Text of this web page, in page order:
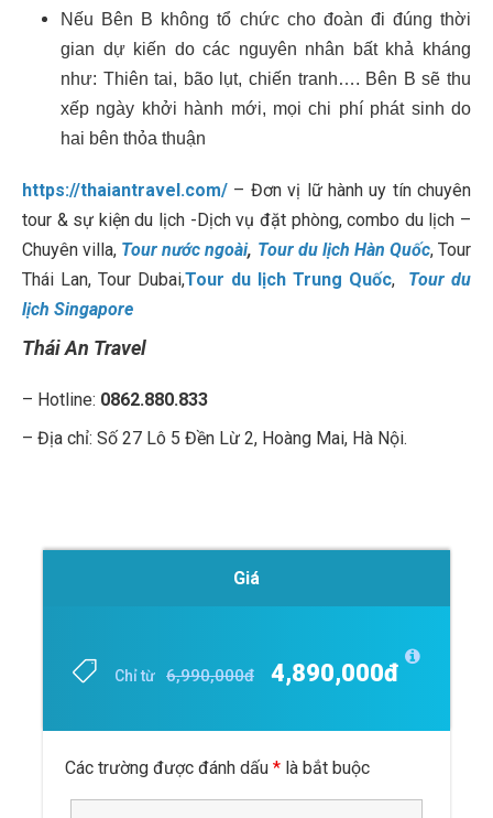
Giá
Chỉ từ 6,990,000đ 4,890,000đ
Các trường được đánh dấu * là bắt buộc
Nếu Bên B không tổ chức cho đoàn đi đúng thời
gian dự kiến do các nguyên nhân bất khả kháng
như: Thiên tai, bão lụt, chiến tranh…. Bên B sẽ thu
xếp ngày khởi hành mới, mọi chi phí phát sinh do
hai bên thỏa thuận
https://thaiantravel.com/ – Đơn vị lữ hành uy tín chuyên
tour & sự kiện du lịch -Dịch vụ đặt phòng, combo du lịch –
Chuyên villa, Tour nước ngoài, Tour du lịch Hàn Quốc, Tour
Thái Lan, Tour Dubai,Tour du lịch Trung Quốc, Tour du
lịch Singapore
Thái An Travel
– Hotline: 0862.880.833
– Địa chỉ: Số 27 Lô 5 Đền Lừ 2, Hoàng Mai, Hà Nội.